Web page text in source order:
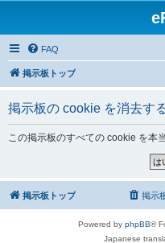
FAQ
掲示板トップ
掲示板の cookie を消去す
この掲示板のすべての cookie を本
掲示板トップ 掲示
Powered by phpBB®
Japanese